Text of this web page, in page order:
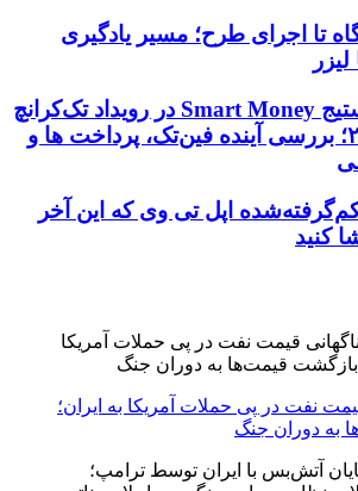
تا اجرای طرح؛ مسیر یادگیری
رونمایی از استیج Smart Money در رویداد تک‌کرانچ
دیسراپ ۲۰۲۶؛ بررسی آینده فین‌تک، پرداخت‌ ها و
اپل تی وی که این آخر
کنید
نفت در پی حملات آمریکا به ایران؛
به دوران جنگ